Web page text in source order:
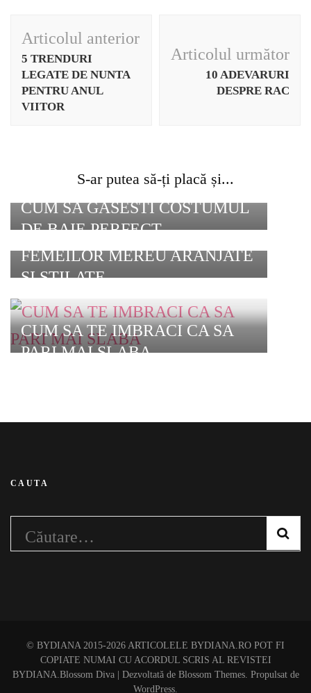
Navigare
în
articole
Articolul anterior
5 TRENDURI
LEGATE DE NUNTA
PENTRU ANUL
VIITOR
Articolul următor
10 ADEVARURI
DESPRE RAC
S-ar putea să-ți placă și...
CUM SA GASESTI COSTUMUL
DE BAIE PERFECT
CARE SUNT SECRETELE
FEMEILOR MEREU ARANJATE
SI STILATE
CUM SA TE IMBRACI CA SA
PARI MAI SLABA
CAUTA
Caută
© BYDIANA 2015-2026 ARTICOLELE BYDIANA.RO POT FI
COPIATE NUMAI CU ACORDUL SCRIS AL REVISTEI
BYDIANA.Blossom Diva | Dezvoltată deBlossom Themes. Propulsat de
WordPress.